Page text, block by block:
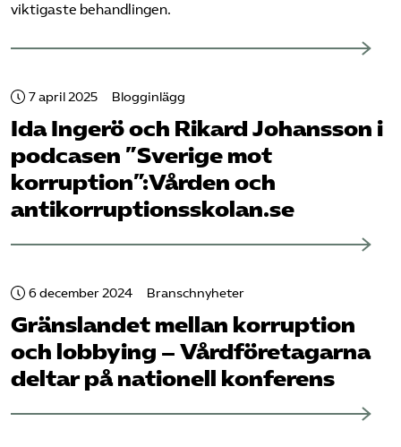
viktigaste behandlingen.
7 april 2025 Blogginlägg
Ida Ingerö och Rikard Johansson i
podcasen ”Sverige mot
korruption”:Vården och
antikorruptionsskolan.se
6 december 2024 Branschnyheter
Gränslandet mellan korruption
och lobbying – Vård­företagarna
deltar på nationell konferens